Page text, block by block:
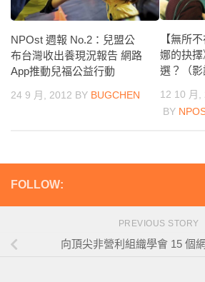
NPOst 週報 No.2：兒盟公
布台灣收出養現況報告 網路
App推動兒福公益行動
24 9 月, 2012 BY BUGCHEN
【無所
娜的抉
選？（影
12 10 月,
BY
FOLLOW:
PREVIOUS STORY
向頂尖非營利組織學會 15 個